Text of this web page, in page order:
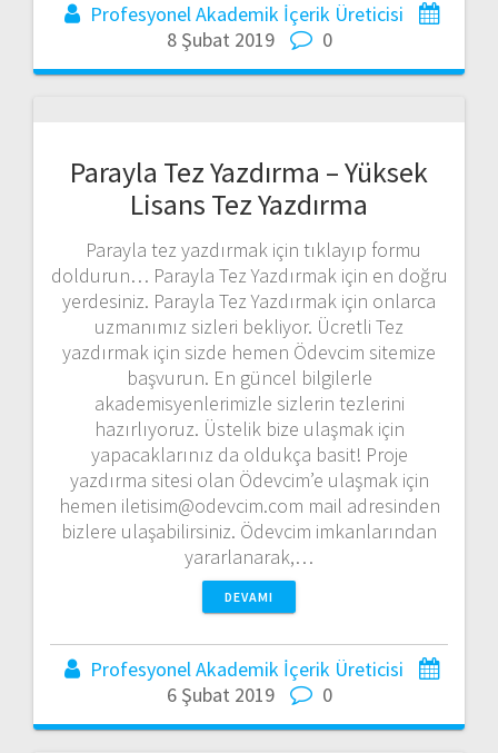
Profesyonel Akademik İçerik Üreticisi
8 Şubat 2019
0
Parayla Tez Yazdırma – Yüksek
Lisans Tez Yazdırma
Parayla tez yazdırmak için tıklayıp formu
doldurun… Parayla Tez Yazdırmak için en doğru
yerdesiniz. Parayla Tez Yazdırmak için onlarca
uzmanımız sizleri bekliyor. Ücretli Tez
yazdırmak için sizde hemen Ödevcim sitemize
başvurun. En güncel bilgilerle
akademisyenlerimizle sizlerin tezlerini
hazırlıyoruz. Üstelik bize ulaşmak için
yapacaklarınız da oldukça basit! Proje
yazdırma sitesi olan Ödevcim’e ulaşmak için
hemen iletisim@odevcim.com mail adresinden
bizlere ulaşabilirsiniz. Ödevcim imkanlarından
yararlanarak,…
DEVAMI
Profesyonel Akademik İçerik Üreticisi
6 Şubat 2019
0